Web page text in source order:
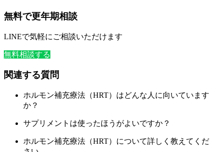
無料で更年期相談
LINEで気軽にご相談いただけます
無料相談する
関連する質問
ホルモン補充療法（HRT）はどんな人に向いています
か？
サプリメントは使ったほうがよいですか？
ホルモン補充療法（HRT）について詳しく教えてくだ